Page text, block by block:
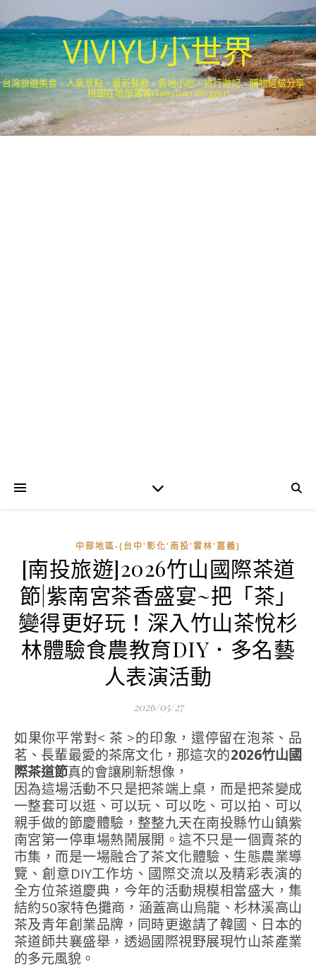
VIVIYU小世界
台灣旅遊美食、人氣景點、最新餐廳、各地小吃、旅行遊記、購物經驗分享．
桃園在地部落客(Taoyuan Blogger)
中部地區-(台中'彰化'南投'雲林'嘉義)
[南投旅遊]2026竹山國際茶道
節|紫南宮茶香盛宴~把「茶」
變得更好玩！深入竹山茶悅杉
林體驗食農教育DIY．多名藝
人表演活動
2026/05/27
如果你平常對< 茶 >的印象，還停留在泡茶、品
茗、長輩最愛的茶席文化，那這次的2026竹山國
際茶道節真的會讓刷新想像，
因為這場活動不只是把茶端上桌，而是把茶變成
一整套可以逛、可以玩、可以吃、可以拍、可以
親手做的節慶體驗，整整九天在南投縣竹山鎮紫
南宮第一停車場熱鬧展開。這不只是一個賣茶的
市集，而是一場融合了茶文化體驗、生態農業導
覽、創意DIY工作坊、國際交流以及精彩表演的
全方位茶道慶典，今年的活動規模相當盛大，集
結約50家特色攤商，涵蓋高山烏龍、杉林溪高山
茶及青年創業品牌，同時更邀請了韓國、日本的
茶道師共襄盛舉，透過國際視野展現竹山茶產業
的多元風貌。